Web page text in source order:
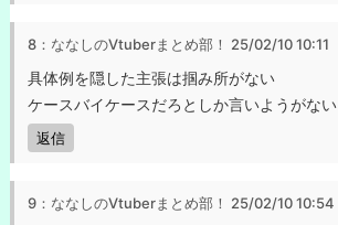
8：ななしのVtuberまとめ部！ 25/02/10 10:11
具体例を隠した主張は掴み所がない
ケースバイケースだろとしか言いようがない
返信
9：ななしのVtuberまとめ部！ 25/02/10 10:54